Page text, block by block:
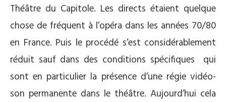
Théâtre du Capitole. Les directs étaient quelque
chose de fréquent à l’opéra dans les années 70/80
en France. Puis le procédé s’est considérablement
réduit sauf dans des conditions spécifiques qui
sont en particulier la présence d’une régie vidéo-
son permanente dans le théâtre. Aujourd’hui cela